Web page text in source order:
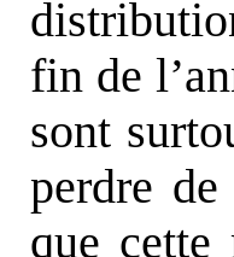
fin de
sont
perdre
que cette